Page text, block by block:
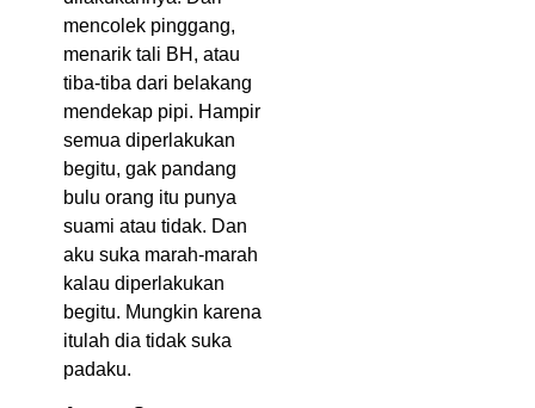
mencolek pinggang,
menarik tali BH, atau
tiba-tiba dari belakang
mendekap pipi. Hampir
semua diperlakukan
begitu, gak pandang
bulu orang itu punya
suami atau tidak. Dan
aku suka marah-marah
kalau diperlakukan
begitu. Mungkin karena
itulah dia tidak suka
padaku.